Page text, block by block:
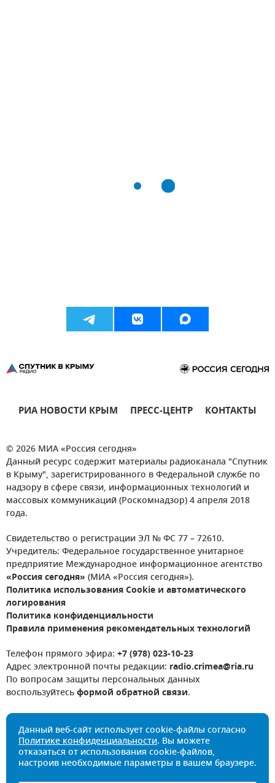
РИА НОВОСТИ КРЫМ ПРЕСС-ЦЕНТР КОНТАКТЫ
© 2026 МИА «Россия сегодня»
Данный ресурс содержит материалы радиоканала "Спутник
в Крыму", зарегистрированного в Федеральной службе по
надзору в сфере связи, информационных технологий и
массовых коммуникаций (Роскомнадзор) 4 апреля 2018
года.
Свидетельство о регистрации ЭЛ № ФС 77 – 72610.
Учредитель: Федеральное государственное унитарное
предприятие Международное информационное агентство
«Россия сегодня» (МИА «Россия сегодня»).
Политика использования Cookie и автоматического
логирования
Политика конфиденциальности
Правила применения рекомендательных технологий
Телефон прямого эфира: +7 (978) 023-10-23
Адрес электронной почты редакции: radio.crimea@ria.ru
По вопросам защиты персональных данных
воспользуйтесьформой обратной связи.
Данный веб-сайт использует cookie-файлы согласно
Политике конфиденциальности. Вы можете
отказаться от использования cookie-файлов,
настроив необходимые параметры в вашем браузере.